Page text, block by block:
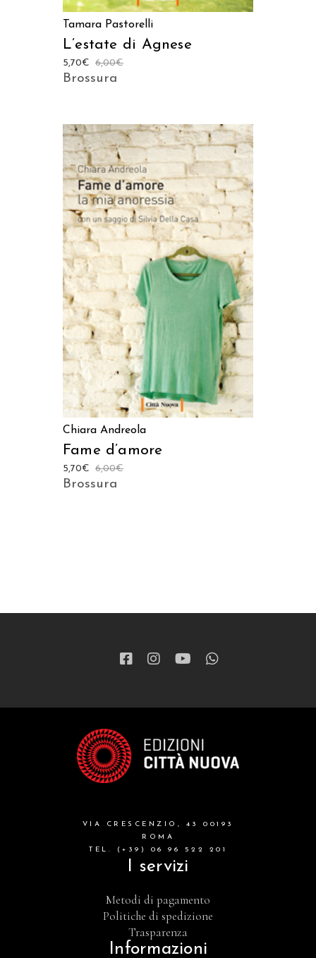
Tamara Pastorelli
L’estate di Agnese
6,00€
5,70€
Brossura
AGGIUNGI AL CARRELLO
Chiara Andreola
Fame d’amore
6,00€
5,70€
Brossura
VIA CRESCENZIO, 43 00193
ROMA
TEL. (+39) 06 96 522 201
I servizi
Metodi di pagamento
Politiche di spedizione
Trasparenza
Informazioni